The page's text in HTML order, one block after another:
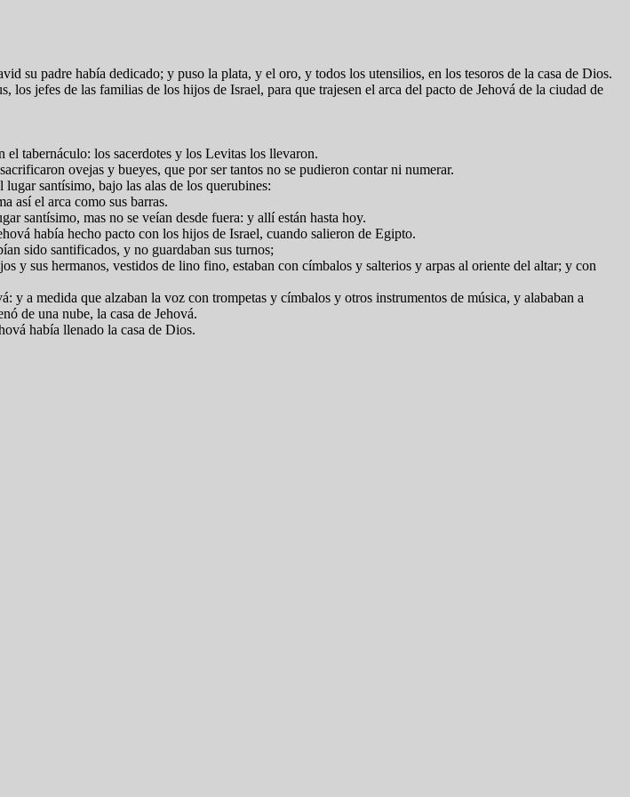
su padre había dedicado; y puso la plata, y el oro, y todos los utensilios, en los tesoros de la casa de Dios.
jefes de las familias de los hijos de Israel, para que trajesen el arca del pacto de Jehová de la ciudad de
tabernáculo: los sacerdotes y los Levitas los llevaron.
ovejas y bueyes, que por ser tantos no se pudieron contar ni numerar.
santísimo, bajo las alas de los querubines:
así el arca como sus barras.
santísimo, mas no se veían desde fuera: y allí están hasta hoy.
había hecho pacto con los hijos de Israel, cuando salieron de Egipto.
sido santificados, y no guardaban sus turnos;
y sus hermanos, vestidos de lino fino, estaban con címbalos y salterios y arpas al oriente del altar; y con
y a medida que alzaban la voz con trompetas y címbalos y otros instrumentos de música, y alababan a
de una nube, la casa de Jehová.
había llenado la casa de Dios.